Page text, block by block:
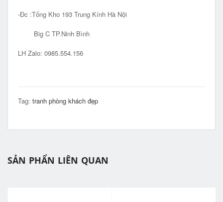
-Đc :Tổng Kho 193 Trung Kính Hà Nội
Big C TP.Ninh Bình
LH Zalo: 0985.554.156
Tag: tranh phòng khách đẹp
SẢN PHẨN LIÊN QUAN